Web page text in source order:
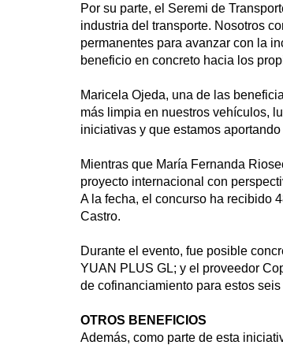
Por su parte, el Seremi de
industria del transporte. Nosotros
permanentes para avanzar con la
beneficio en concreto hacia los
Maricela Ojeda, una de las
más limpia en nuestros vehículos,
iniciativas y que estamos
Mientras que María Fernanda
proyecto internacional con
A la fecha, el concurso ha recibido
Castro.
Durante el evento, fue posible
YUAN PLUS GL; y el proveedor
de cofinanciamiento para estos
OTROS BENEFICIOS
Además, como parte de esta